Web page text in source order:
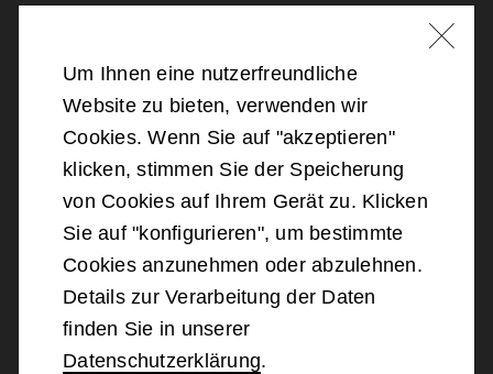
2026Bundesministerium für Landesverteidigung
Barrierefreiheit
Datenschutz
Um Ihnen eine nutzerfreundliche
Website zu bieten, verwenden wir
Cookies. Wenn Sie auf "akzeptieren"
klicken, stimmen Sie der Speicherung
von Cookies auf Ihrem Gerät zu. Klicken
Sie auf "konfigurieren", um bestimmte
Cookies anzunehmen oder abzulehnen.
Details zur Verarbeitung der Daten
finden Sie in unserer
Datenschutzerklärung.